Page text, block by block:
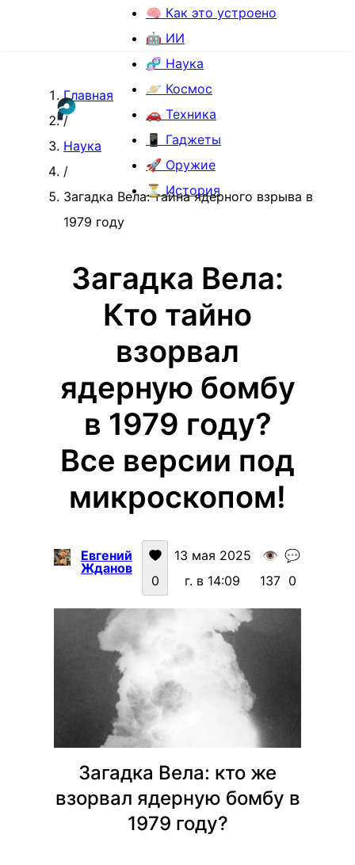
🧠 Как это устроено
🤖 ИИ
🧬 Наука
🪐 Космос
🚗 Техника
📱 Гаджеты
🚀 Оружие
⏳ История
Главная
/
Наука
/
Загадка Вела: тайна ядерного взрыва в
1979 году
Загадка Вела:
Кто тайно
взорвал
ядерную бомбу
в 1979 году?
Все версии под
микроскопом!
Евгений
Жданов
0
13 мая 2025
г. в 14:09
👁️
137
💬
0
Загадка Вела: кто же
взорвал ядерную бомбу в
1979 году?